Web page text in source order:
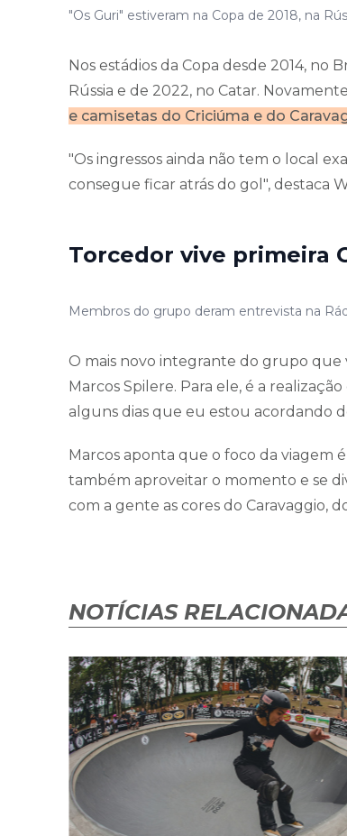
"Os Guri" estiveram na Copa de 2018, na
Nos estádios da Copa desde 2014, no
Rússia e de 2022, no Catar.
e camisetas do Criciúma e do
"Os ingressos ainda não tem o local
consegue ficar atrás do gol", destaca
Torcedor vive primeira
Membros do grupo deram entrevista na
O mais novo integrante do grupo que
Marcos Spilere. Para ele, é a
alguns dias que eu estou acordando
Marcos aponta que o foco da viagem
também aproveitar o momento e se
com a gente as cores do Caravaggio,
NOTÍCIAS